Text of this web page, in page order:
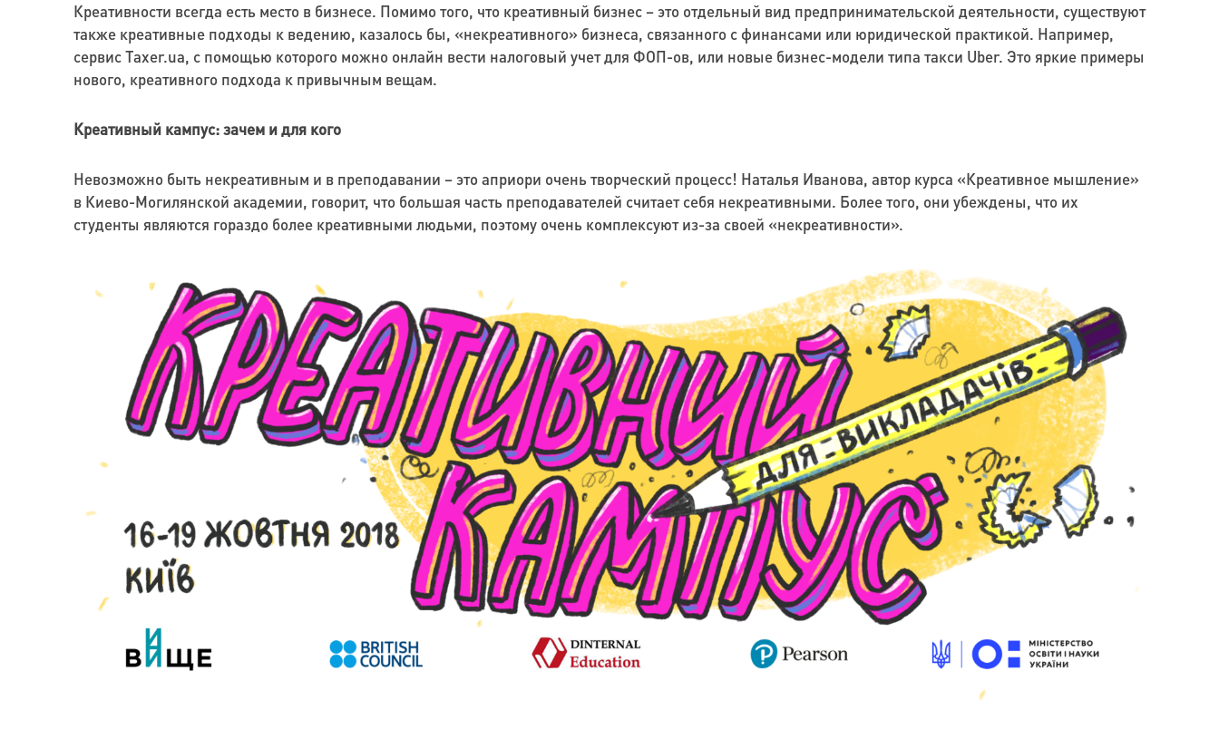
Креативности всегда есть место в бизнесе. Помимо того, что креативный бизнес – это отдельный вид предпринимательской деятельности, существуют
также креативные подходы к ведению, казалось бы, «некреативного» бизнеса, связанного с финансами или юридической практикой. Например,
сервис Taxer.ua, с помощью которого можно онлайн вести налоговый учет для ФОП-ов, или новые бизнес-модели типа такси Uber. Это яркие примеры
нового, креативного подхода к привычным вещам.
Креативный кампус: зачем и для кого
Невозможно быть некреативным и в преподавании – это априори очень творческий процесс! Наталья Иванова, автор курса «Креативное мышление»
в Киево-Могилянской академии, говорит, что большая часть преподавателей считает себя некреативными. Более того, они убеждены, что их
студенты являются гораздо более креативными людьми, поэтому очень комплексуют из-за своей «некреативности».